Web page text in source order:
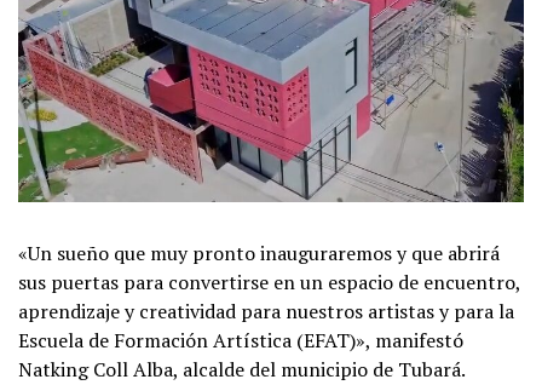
«Un sueño que muy pronto inauguraremos y que abrirá
sus puertas para convertirse en un espacio de encuentro,
aprendizaje y creatividad para nuestros artistas y para la
Escuela de Formación Artística (EFAT)», manifestó
Natking Coll Alba, alcalde del municipio de Tubará.